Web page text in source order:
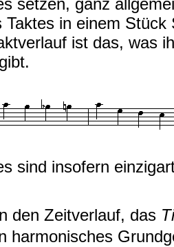
Taktes in einem
ist das, was
sind insofern
den Zeitverlauf, das
harmonisches